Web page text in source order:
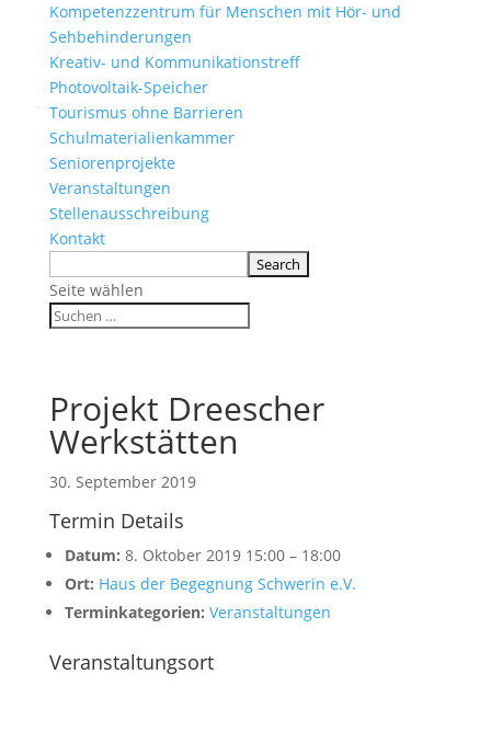
Kompetenzzentrum für Menschen mit Hör- und
Sehbehinderungen
Kreativ- und Kommunikationstreff
Photovoltaik-Speicher
Tourismus ohne Barrieren
Schulmaterialienkammer
Seniorenprojekte
Veranstaltungen
Stellenausschreibung
Kontakt
Seite wählen
Projekt Dreescher
Werkstätten
30. September 2019
Termin Details
Datum: 8. Oktober 2019 15:00– 18:00
Ort: Haus der Begegnung Schwerin e.V.
Terminkategorien: Veranstaltungen
Veranstaltungsort